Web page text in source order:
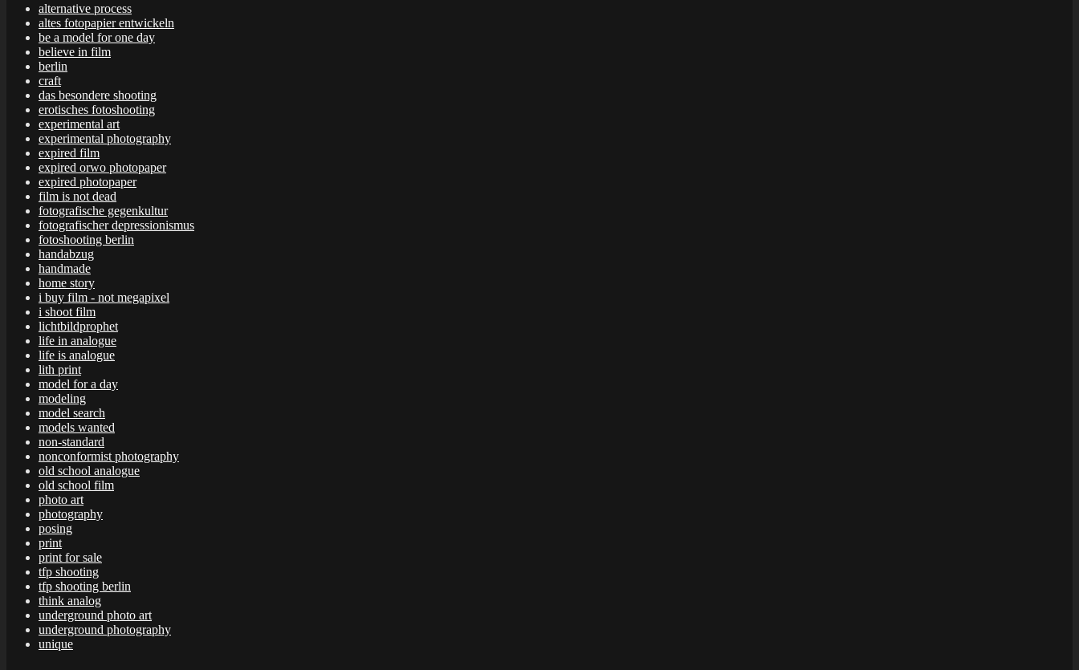
alternative process
altes fotopapier entwickeln
be a model for one day
believe in film
berlin
craft
das besondere shooting
erotisches fotoshooting
experimental art
experimental photography
expired film
expired orwo photopaper
expired photopaper
film is not dead
fotografische gegenkultur
fotografischer depressionismus
fotoshooting berlin
handabzug
handmade
home story
i buy film - not megapixel
i shoot film
lichtbildprophet
life in analogue
life is analogue
lith print
model for a day
modeling
model search
models wanted
non-standard
nonconformist photography
old school analogue
old school film
photo art
photography
posing
print
print for sale
tfp shooting
tfp shooting berlin
think analog
underground photo art
underground photography
unique